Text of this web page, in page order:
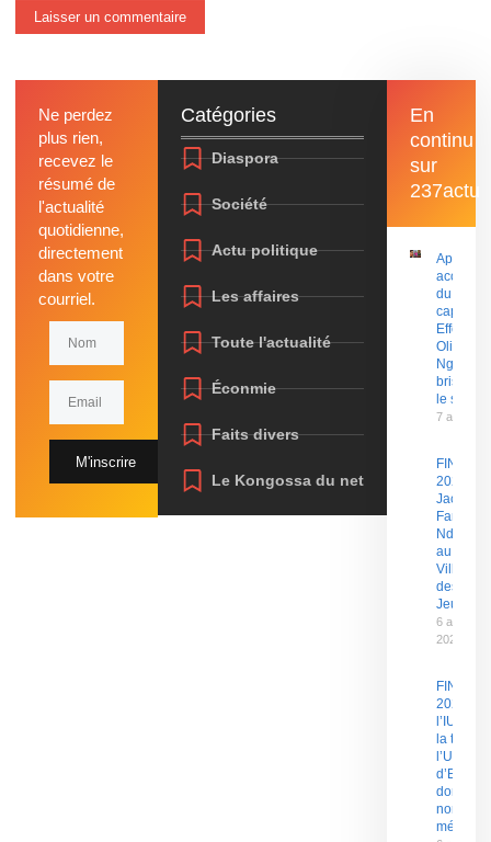
Ne perdez
plus rien,
recevez le
résumé de
l'actualité
quotidienne,
directement
dans votre
courriel.
M'inscrire
Catégories
Diaspora
Société
Actu politique
Les affaires
Toute l'actualité
Éconmie
Faits divers
Le Kongossa du net
En
continu
sur
237actu
Après les
du
capitaine
Olive
Ngobo
brise
le
7 août
FINAJU
2026 :
Jacques
Fame
Ndongo
au
Village
des
Jeux
6 août
2026
FINAJU
2026 :
l’IUS
la tête,
domine
nombre